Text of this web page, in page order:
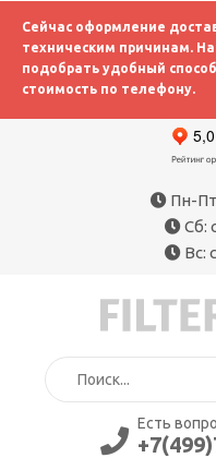
Сейчас оформление
техническим причинам.
подобрать удобный
стоимость по телефону.
Пн-
Сб:
Вс:
Есть